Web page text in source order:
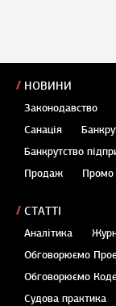
НОВИНИ
Законодавство
Санація
Банкрутство
Продаж
Промо
СТАТТІ
Аналітика
Обговорюємо
Обговорюємо
Судова практика